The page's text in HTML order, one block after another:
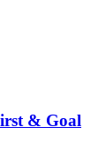
& Goal